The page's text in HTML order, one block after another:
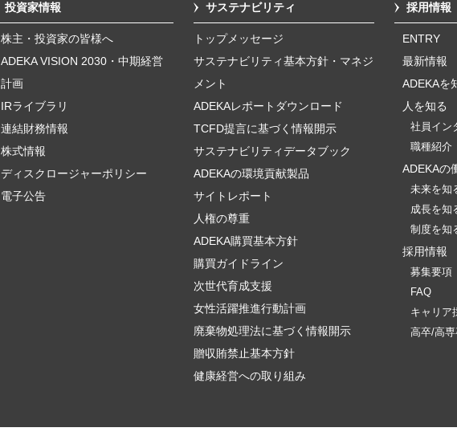
投資家情報
株主・投資家の皆様へ
ADEKA VISION 2030・中期経営
計画
IRライブラリ
連結財務情報
株式情報
ディスクロージャーポリシー
電子公告
サステナビリティ
トップメッセージ
サステナビリティ基本方針・マネジ
メント
ADEKAレポートダウンロード
TCFD提言に基づく情報開示
サステナビリティデータブック
ADEKAの環境貢献製品
サイトレポート
人権の尊重
ADEKA購買基本方針
購買ガイドライン
次世代育成支援
女性活躍推進行動計画
廃棄物処理法に基づく情報開示
贈収賄禁止基本方針
健康経営への取り組み
採用情報
ENTRY
最新情報
ADEKAを
人を知る
社員イン
職種紹介
ADEKAの
未来を知
成長を知
制度を知
採用情報
募集要項
FAQ
キャリア
高卒/高